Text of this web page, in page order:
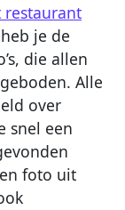
restaurant
je de
die allen
Alle
over
snel een
foto uit